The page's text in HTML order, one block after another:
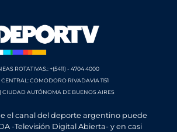
ROTATIVAS.: +(5411) - 4704 4000
COMODORO RIVADAVIA 1151
CIUDAD AUTÓNOMA DE BUENOS AIRES
el canal del deporte argentino puede
-Televisión Digital Abierta- y en casi